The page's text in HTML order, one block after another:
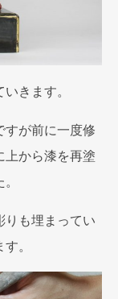
きます。
すが前に一度修
上から漆を再塗
りも埋まってい
。